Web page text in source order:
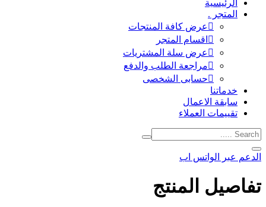
الرئيسية
المتجر .
عرض كافة المنتجات
اقسام المتجر
عرض سلة المشتريات
مراجعة الطلب والدفع
حسابى الشخصى
خدماتنا
سابقة الاعمال
تقييمات العملاء
الدعم عبر الواتس اب
تفاصيل المنتج